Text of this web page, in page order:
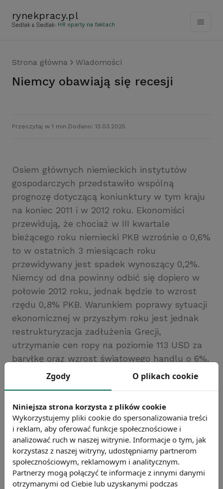
rynekpracy.pl
- HR oparty na faktach
Strona główna Wiadomości
Niemcy obawiają się recesji
Przeczytaj w 1 min. Dodano: 13.03.2025
Osiem głównych niemieckich instytutów
gospodarczych przedstawiło wspólną
prognozę dotyczącą koniunktury w tym kraju
na koniec 2011 i w 2012 roku. Ekonomiści
przewidują, że chociaż w III kwartale
bieżącego roku niemiecki PKB wzrośnie o 0,6%
to w ostatnich 3 miesiącach roku
przewidywany jest spadek wynoszący 0,2%.
Niemcy od dna powinny odbić się dopiero w
połowie 2012 roku, jednak będzie to wzrost
rzędu 0,8% PKB. Warunkiem poprawy sytuacji
ekonomicznej w przyszłym roku jest jednak
restrukturyzacja zadłużenia Grecji,
utrzymanie cen ropy na poziomie 113 USD za
baryłkę oraz wzrost światowego handlu o 6%.
Źródło: ekonomia24.pl
Chcesz wiedzieć więcej?
Zgody O plikach cookie
Niniejsza strona korzysta z plików cookie
Wykorzystujemy pliki cookie do spersonalizowania treści
i reklam, aby oferować funkcje społecznościowe i
analizować ruch w naszej witrynie. Informacje o tym, jak
korzystasz z naszej witryny, udostępniamy partnerom
społecznościowym, reklamowym i analitycznym.
Partnerzy mogą połączyć te informacje z innymi danymi
otrzymanymi od Ciebie lub uzyskanymi podczas